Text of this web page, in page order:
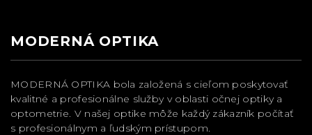
MODERNÁ OPTIKA
MODERNÁ OPTIKA bola založená s cieľom poskytovať
kvalitné a profesionálne služby v oblasti očnej optiky a
optometrie. V našej optike môže každý zákazník počítať
s profesionálnym a ľudským prístupom.